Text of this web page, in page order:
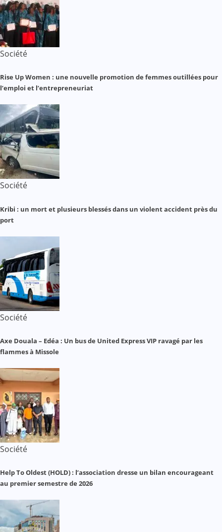
Société
Rise Up Women : une nouvelle promotion de femmes outillées pour
l’emploi et l’entrepreneuriat
Société
Kribi : un mort et plusieurs blessés dans un violent accident près du
port
Société
Axe Douala – Edéa : Un bus de United Express VIP ravagé par les
flammes à Missole
Société
Help To Oldest (HOLD) : l’association dresse un bilan encourageant
au premier semestre de 2026